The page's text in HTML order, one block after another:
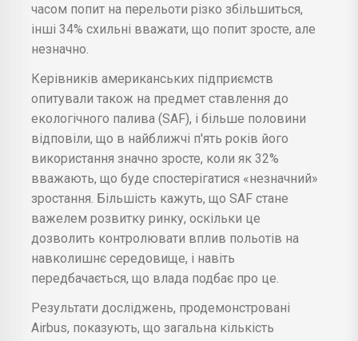
часом попит на перельоти різко збільшиться,
інші 34% схильні вважати, що попит зросте, але
незначно.
Керівників американських підприємств
опитували також на предмет ставлення до
екологічного палива (SAF), і більше половини
відповіли, що в найближчі п'ять років його
використання значно зросте, коли як 32%
вважають, що буде спостерігатися «незначний»
зростання. Більшість кажуть, що SAF стане
важелем розвитку ринку, оскільки це
дозволить контролювати вплив польотів на
навколишнє середовище, і навіть
передбачається, що влада подбає про це.
Результати досліджень, продемонстровані
Airbus, показують, що загальна кількість